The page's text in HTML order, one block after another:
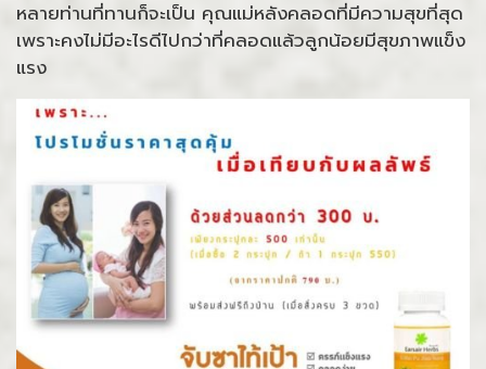
หลายท่านที่ทานก็จะเป็น คุณแม่หลังคลอดที่มีความสุขที่สุด
เพราะคงไม่มีอะไรดีไปกว่าที่คลอดแล้วลูกน้อยมีสุขภาพแข็ง
แรง